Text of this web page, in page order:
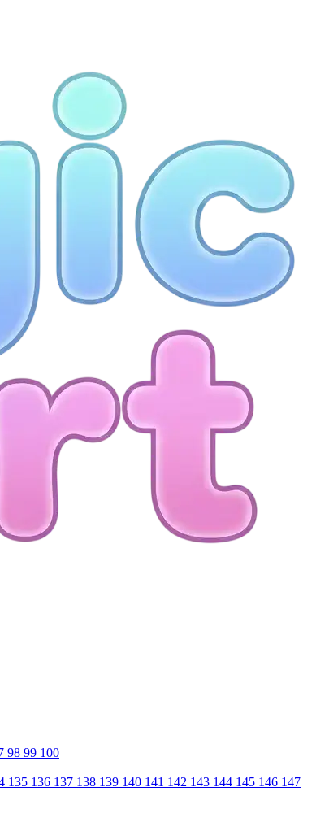
98 99 100
135 136 137 138 139 140 141 142 143 144 145 146 147